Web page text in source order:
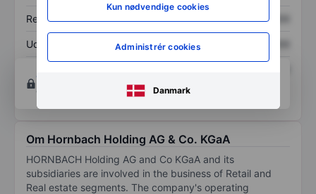
Kun nødvendige cookies
Administrér cookies
Danmark
Resultat pr. aktie (EPS) XXXXXXX XXXXXXX
Udbytte pr. aktie XXXXXXX
Opret konto
og analyse værktøjer.
Om Hornbach Holding AG & Co. KGaA
HORNBACH Holding AG and Co KGaA and its
subsidiaries are involved in the business of Retail and
Real estate segments. The company's operating